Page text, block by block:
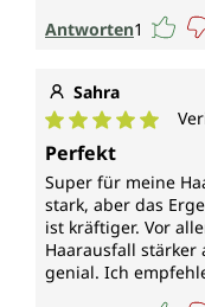
Antworten1
Sahra
Durchschnittliche
Perfekt
Super für meine
stark, aber das
ist kräftiger. Vor
Haarausfall stärker
genial. Ich